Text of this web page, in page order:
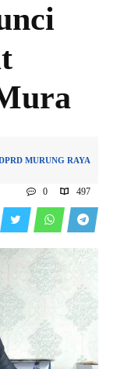
MURUNG RAYA
0 497